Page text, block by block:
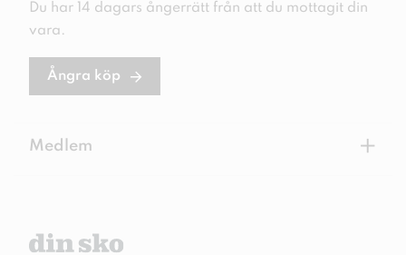
Du har 14 dagars ångerrätt från att du mottagit din
vara.
Ångra köp
Medlem +